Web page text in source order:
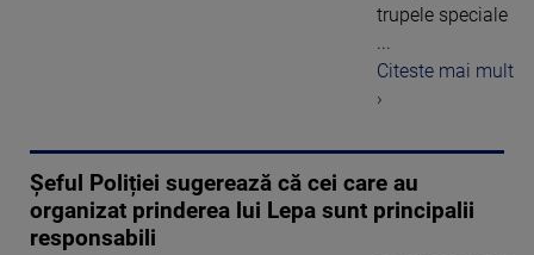
trupele speciale
Citeste mai mult
›
Șeful Poliției sugerează că cei care au
organizat prinderea lui Lepa sunt principalii
responsabili